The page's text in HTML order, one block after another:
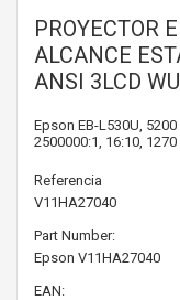
PROYECTOR
ALCANCE
ANSI 3LCD
Epson EB-L530U,
2500000:1, 16:10,
Referencia
V11HA27040
Part Number:
Epson V11HA27040
EAN: